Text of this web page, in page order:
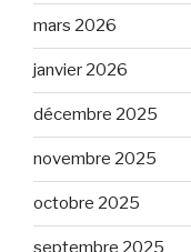
mars 2026
janvier 2026
décembre 2025
novembre 2025
octobre 2025
septembre 2025